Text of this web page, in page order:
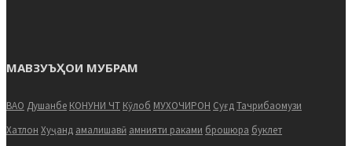
МАВЗУЪҲОИ МУБРАМ
ВАО Душанбе КОНУНИ ЧТ Кӯлоб МУХОЧИРОН СуғдТачрибаомузи
Хатлон Хуҷанд амалишавӣ амнияти раками брошюра буклет